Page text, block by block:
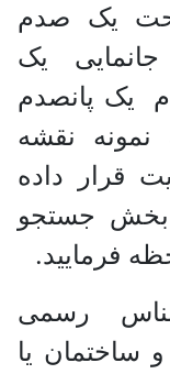
یک صدم
یک
یک پانصدم
نمونه نقشه
قرار داده
بخش جستجو
فرمایید.
رسمی
ساختمان یا